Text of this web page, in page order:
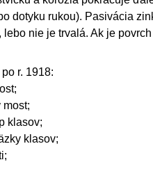
dotyku rukou). Pasivácia
nie je trvalá. Ak je
r. 1918:
klasov;
klasov;